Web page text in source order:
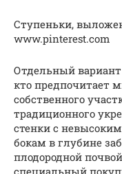
Ступеньки,
www.pinterest.com
Отдельный
кто предпочитает
собственного
традиционного
стенки с
бокам в глубине
плодородной
специальный